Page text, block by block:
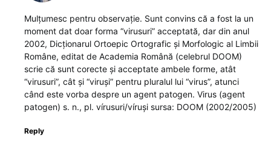
Mulţumesc pentru observaţie. Sunt convins că a fost la un
moment dat doar forma “virusuri” acceptată, dar din anul
2002, Dicţionarul Ortoepic Ortografic şi Morfologic al Limbii
Române, editat de Academia Română (celebrul DOOM)
scrie că sunt corecte şi acceptate ambele forme, atât
“virusuri”, cât şi “viruşi” pentru pluralul lui “virus”, atunci
când este vorba despre un agent patogen. Virus (agent
patogen) s. n., pl. vírusuri/víruși sursa: DOOM (2002/2005)
Reply